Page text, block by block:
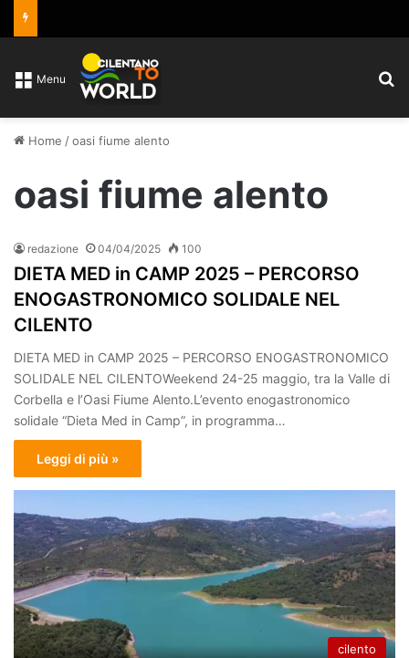
Menu
Home /oasi fiume alento
oasi fiume alento
redazione 04/04/2025 100
DIETA MED in CAMP 2025 – PERCORSO
ENOGASTRONOMICO SOLIDALE NEL
CILENTO
DIETA MED in CAMP 2025 – PERCORSO ENOGASTRONOMICO
SOLIDALE NEL CILENTOWeekend 24-25 maggio, tra la Valle di
Corbella e l’Oasi Fiume Alento.L’evento enogastronomico
solidale “Dieta Med in Camp”, in programma…
Leggi di più »
cilento